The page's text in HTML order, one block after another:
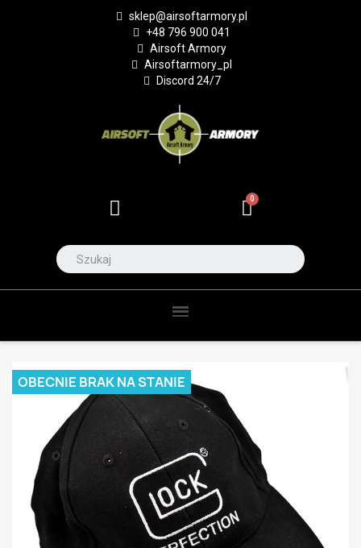
sklep@airsoftarmory.pl
+48 796 900 041
Airsoft Armory
Airsoftarmory_pl
Discord 24/7
OBECNIE BRAK NA STANIE